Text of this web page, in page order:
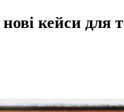
кейси